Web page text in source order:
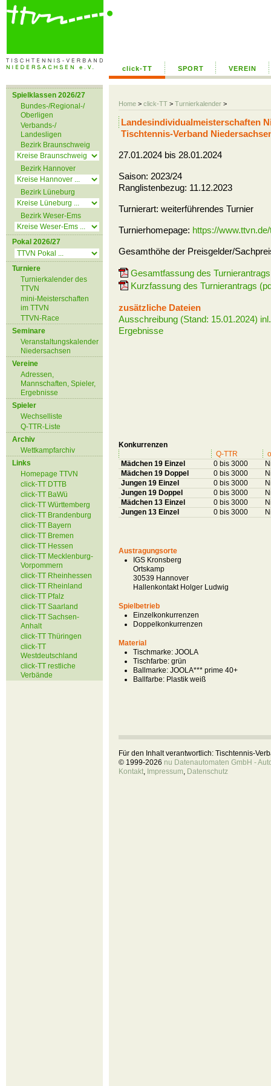
click-TT SPORT VEREIN
Home > click-TT > Turnierkalender >
Spielklassen 2026/27
Bundes-/Regional-/
Oberligen
Verbands-/
Landesligen
Bezirk Braunschweig
Bezirk Hannover
Bezirk Lüneburg
Bezirk Weser-Ems
Pokal 2026/27
Turniere
Turnierkalender des
TTVN
mini-Meisterschaften
im TTVN
TTVN-Race
Seminare
Veranstaltungskalender
Niedersachsen
Vereine
Adressen,
Mannschaften, Spieler,
Ergebnisse
Spieler
Wechselliste
Q-TTR-Liste
Archiv
Wettkampfarchiv
Links
Homepage TTVN
click-TT DTTB
click-TT BaWü
click-TT Württemberg
click-TT Brandenburg
click-TT Bayern
click-TT Bremen
click-TT Hessen
click-TT Mecklenburg-
Vorpommern
click-TT Rheinhessen
click-TT Rheinland
click-TT Pfalz
click-TT Saarland
click-TT Sachsen-
Anhalt
click-TT Thüringen
click-TT
Westdeutschland
click-TT restliche
Verbände
Landesindividualmeisterschaften
Tischtennis-Verband
27.01.2024 bis 28.01.2024
Saison: 2023/24
Ranglistenbezug: 11.12.2023
Turnierart: weiterführendes Turnier
Turnierhomepage: https://
Gesamthöhe der Preisgelder/
Gesamtfassung des
Kurzfassung des Turnierantrags
zusätzliche Dateien
Ausschreibung (Stand: 15.01.2024)
Ergebnisse
Konkurrenzen
Q-TTR
Mädchen 19 Einzel
0 bis 3000
Mädchen 19 Doppel
0 bis 3000
Jungen 19 Einzel
0 bis 3000
Jungen 19 Doppel
0 bis 3000
Mädchen 13 Einzel
0 bis 3000
Jungen 13 Einzel
0 bis 3000
Austragungsorte
IGS Kronsberg
Ortskamp
30539 Hannover
Hallenkontakt Holger Ludwig
Spielbetrieb
Einzelkonkurrenzen
Doppelkonkurrenzen
Material
Tischmarke: JOOLA
Tischfarbe: grün
Ballmarke: JOOLA*** prime 40+
Ballfarbe: Plastik weiß
Für den Inhalt verantwortlich: Tischtennis-
© 1999-2026 nu Datenautomaten GmbH -
Kontakt, Impressum, Datenschutz